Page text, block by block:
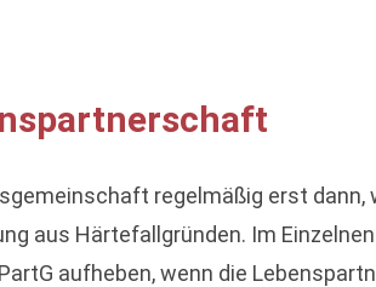
regelmäßig erst
aus Härtefallgründen. Im
aufheben, wenn die